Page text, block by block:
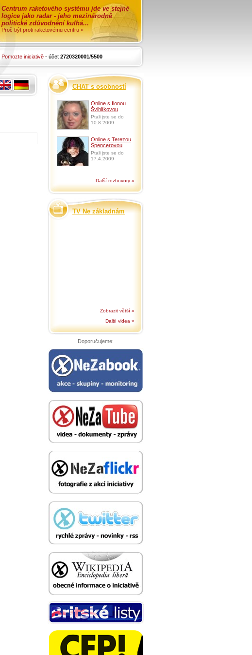
Centrum raketového systému jde ve stejné
logice jako radar - jeho mezinárodně
politické zdůvodnění kulhá...
Proč být proti raketovému centru »
Pomozte iniciativě - účet 2720320001/5500
CHAT s osobností
Online s Ilonou
Švihlíkovou
Ptali jste se do
10.8.2009
Online s Terezou
Spencerovou
Ptali jste se do
17.4.2009
Další rozhovory »
TV Ne základnám
Zobrazit větší »
Další videa »
Doporučujeme: